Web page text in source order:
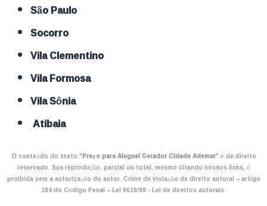
São Paulo
Socorro
Vila Clementino
Vila Formosa
Vila Sônia
Atibaia
O conteúdo do texto "Preço para Aluguel Gerador Cidade Ademar" é de direito
reservado. Sua reprodução, parcial ou total, mesmo citando nossos links, é
proibida sem a autorização do autor. Crime de violação de direito autoral – artigo
184 do Código Penal –Lei 9610/98 - Lei de direitos autorais.